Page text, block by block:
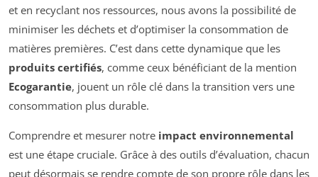
et en recyclant nos ressources, nous avons la possibilité de
minimiser les déchets et d’optimiser la consommation de
matières premières. C’est dans cette dynamique que les
produits certifiés, comme ceux bénéficiant de la mention
Ecogarantie, jouent un rôle clé dans la transition vers une
consommation plus durable.
Comprendre et mesurer notre impact environnemental
est une étape cruciale. Grâce à des outils d’évaluation, chacun
peut désormais se rendre compte de son propre rôle dans les